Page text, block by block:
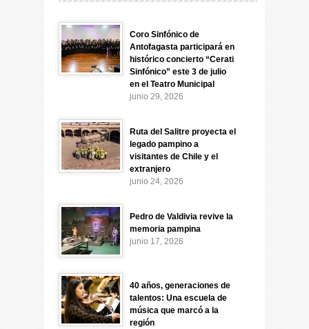
Coro Sinfónico de
Antofagasta participará en
histórico concierto “Cerati
Sinfónico” este 3 de julio
en el Teatro Municipal
junio 29, 2026
Ruta del Salitre proyecta el
legado pampino a
visitantes de Chile y el
extranjero
junio 24, 2026
Pedro de Valdivia revive la
memoria pampina
junio 17, 2026
40 años, generaciones de
talentos: Una escuela de
música que marcó a la
región